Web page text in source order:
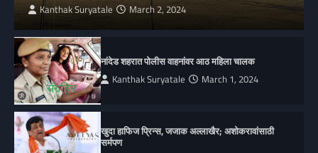
Kanthak Suryatale March 2, 2024
नांदेड शहरात पोलीस वाहनांवर आठ महिला चालक
Kanthak Suryatale March 1, 2024
खुदा हाफिज प्रिन्स, जजाक अल्लाखैर; अशोकरावांसाठी
सर्मपण